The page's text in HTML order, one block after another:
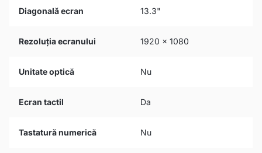
Diagonală ecran 13.3"
Rezoluția ecranului 1920 x 1080
Unitate optică Nu
Ecran tactil Da
Tastatură numerică Nu